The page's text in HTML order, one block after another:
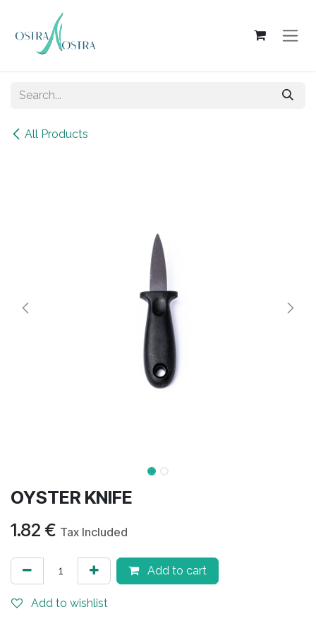
All Products
OYSTER KNIFE
1.82 € Tax Included
Add to cart
Add to wishlist